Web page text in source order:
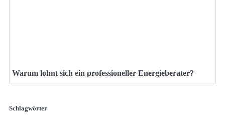
Warum lohnt sich ein professioneller Energieberater?
Schlagwörter